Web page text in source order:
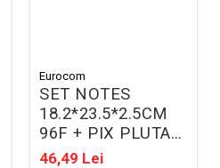
Eurocom
SET NOTES
18.2*23.5*2.5CM
96F + PIX PLUTA
7076621
46,49 Lei